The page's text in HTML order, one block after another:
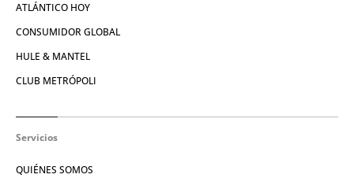
ATLÁNTICO HOY
CONSUMIDOR GLOBAL
HULE & MANTEL
CLUB METRÓPOLI
Servicios
QUIÉNES SOMOS